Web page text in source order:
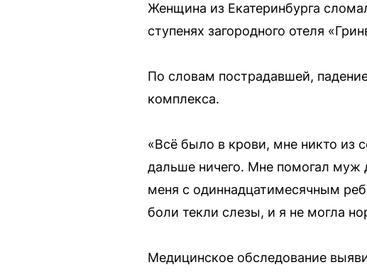
Женщина из Екатеринбурга
ступенях загородного отеля
По словам пострадавшей,
комплекса.
«Всё было в крови, мне никто из
дальше ничего. Мне помогал муж
меня с одиннадцатимесячным
боли текли слезы, и я не могла
Медицинское обследование